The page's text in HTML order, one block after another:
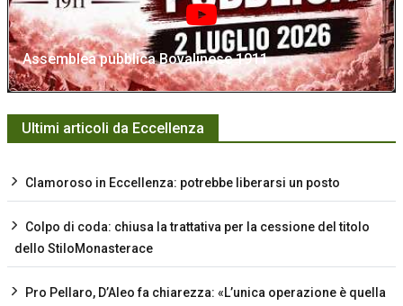
Assemblea pubblica Bovalinese 1911
Ultimi articoli da Eccellenza
Clamoroso in Eccellenza: potrebbe liberarsi un posto
Colpo di coda: chiusa la trattativa per la cessione del titolo
dello StiloMonasterace
Pro Pellaro, D’Aleo fa chiarezza: «L’unica operazione è quella